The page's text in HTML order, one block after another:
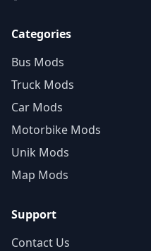
Categories
Bus Mods
Truck Mods
Car Mods
Motorbike Mods
Unik Mods
Map Mods
Support
Contact Us